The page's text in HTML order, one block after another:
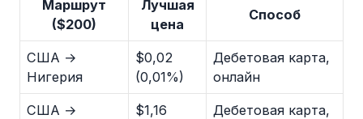
Маршрут
($200)
Лучшая
цена
Способ
США →
Нигерия
$0,02
(0,01%)
Дебетовая карта,
онлайн
США →
$1,16
Дебетовая карта,